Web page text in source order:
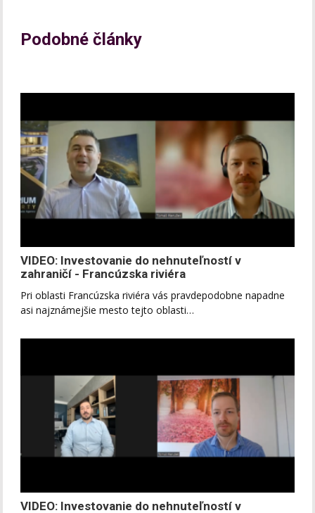
Podobné články
VIDEO: Investovanie do nehnuteľností v
zahraničí - Francúzska riviéra
Pri oblasti Francúzska riviéra vás pravdepodobne napadne
asi najznámejšie mesto tejto oblasti…
VIDEO: Investovanie do nehnuteľností v